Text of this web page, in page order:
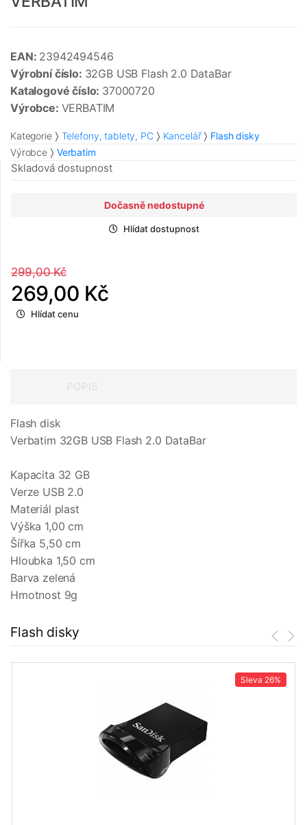
EAN: 23942494546
Výrobní číslo: 32GB USB Flash 2.0 DataBar
Katalogové číslo: 37000720
Výrobce: VERBATIM
Kategorie Telefony, tablety, PC Kancelář
Flash disky
Výrobce
Verbatim
Skladová dostupnost
Dočasně nedostupné
Hlídat dostupnost
299,00 Kč
269,00 Kč
Hlídat cenu
Flash disk
Verbatim 32GB USB Flash 2.0 DataBar
Kapacita 32 GB
Verze USB 2.0
Materiál plast
Výška 1,00 cm
Šířka 5,50 cm
Hloubka 1,50 cm
Barva zelená
Hmotnost 9g
Flash disky
Sleva 26%